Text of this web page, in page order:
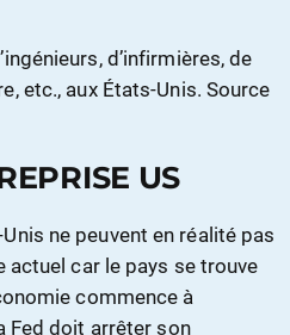
d’infirmières, de
etc., aux États-Unis. Source
US
ne peuvent en réalité pas
actuel car le pays se trouve
commence à
Fed doit arrêter son